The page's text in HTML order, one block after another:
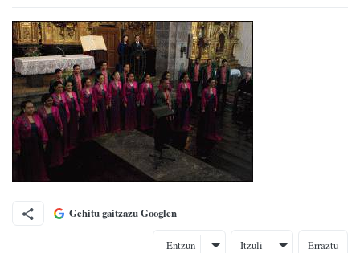
Gehitu gaitzazu Googlen
Entzun Itzuli Erraztu